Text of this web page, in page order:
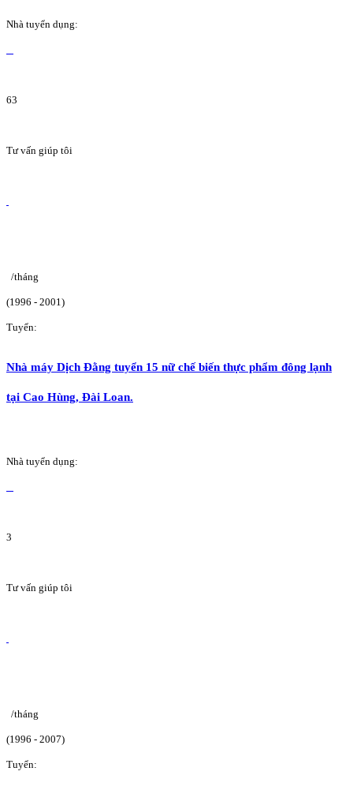
Nhà tuyển dụng:
63
Tư vấn giúp tôi
/tháng
(1996 - 2001)
Tuyển:
Nhà máy Dịch Đằng tuyển 15 nữ chế biến thực phẩm đông lạnh
tại Cao Hùng, Đài Loan.
Nhà tuyển dụng:
3
Tư vấn giúp tôi
/tháng
(1996 - 2007)
Tuyển: